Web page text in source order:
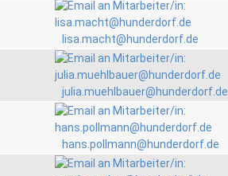
lisa.macht@hunderdorf.de
julia.muehlbauer@hunderdorf.de
hans.pollmann@hunderdorf.de